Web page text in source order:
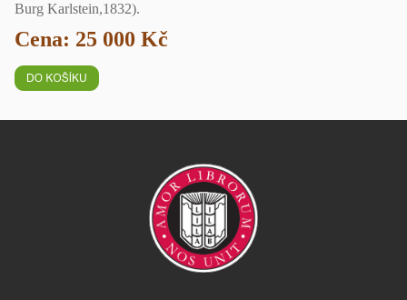
Burg Karlstein,1832).
Cena: 25 000 Kč